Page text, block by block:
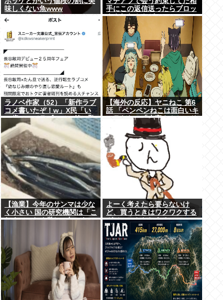
味しくない魚www
手にこの返信送ったらブロッ
クされたんやが
ラノベ作家（52）「新作ラブ
コメ書いたぞ！w」X民「い
い歳こいてラブコメ（笑）恥
ずかしくないの？」
【海外の反応】ヤニねこ 第6
話 「ペンペンねこは面白いキ
ャラだな」「大家さんとのド
ライブのシーン、リアルすぎ
て辛かった」
【漁業】今年のサンマは少な
く小さい 国の研究機関は「こ
れまでになく厳しい年にな
よーく考えたら要らないけ
ど、買うときはワクワクする
ガジェットおしえろ